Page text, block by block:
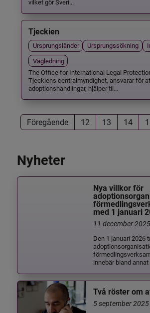
vilket gör Sveri...
Tjeckien
Ursprungsländer Ursprungssökning
Vägledning
The Office for International Legal
Tjeckiens centralmyndighet, ansvarar för
adoptionshandlingar, hjälper til...
Föregående 12 13 14
Nyheter
Nya villkor för
med 1 januari
11 december 2025
Den 1 januari 2026
innebär bland
Två röster om
5 september 2025